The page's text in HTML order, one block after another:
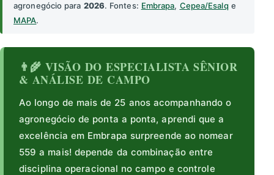
agronegócio para 2026. Fontes: Embrapa, Cepea/Esalq e
MAPA.
👨‍🌾 VISÃO DO ESPECIALISTA SÊNIOR
& ANÁLISE DE CAMPO
Ao longo de mais de 25 anos acompanhando o
agronegócio de ponta a ponta, aprendi que a
excelência em Embrapa surpreende ao nomear
559 a mais! depende da combinação entre
disciplina operacional no campo e controle